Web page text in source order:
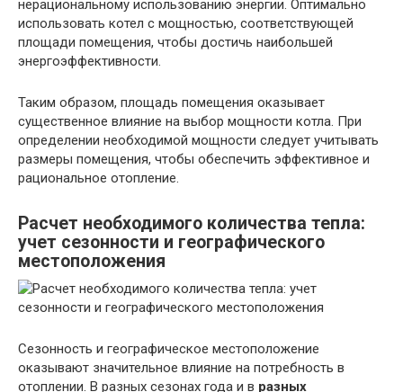
нерациональному использованию энергии. Оптимально
использовать котел с мощностью, соответствующей
площади помещения, чтобы достичь наибольшей
энергоэффективности.
Таким образом, площадь помещения оказывает
существенное влияние на выбор мощности котла. При
определении необходимой мощности следует учитывать
размеры помещения, чтобы обеспечить эффективное и
рациональное отопление.
Расчет необходимого количества тепла:
учет сезонности и географического
местоположения
Сезонность и географическое местоположение
оказывают значительное влияние на потребность в
отоплении. В разных сезонах года и в разных